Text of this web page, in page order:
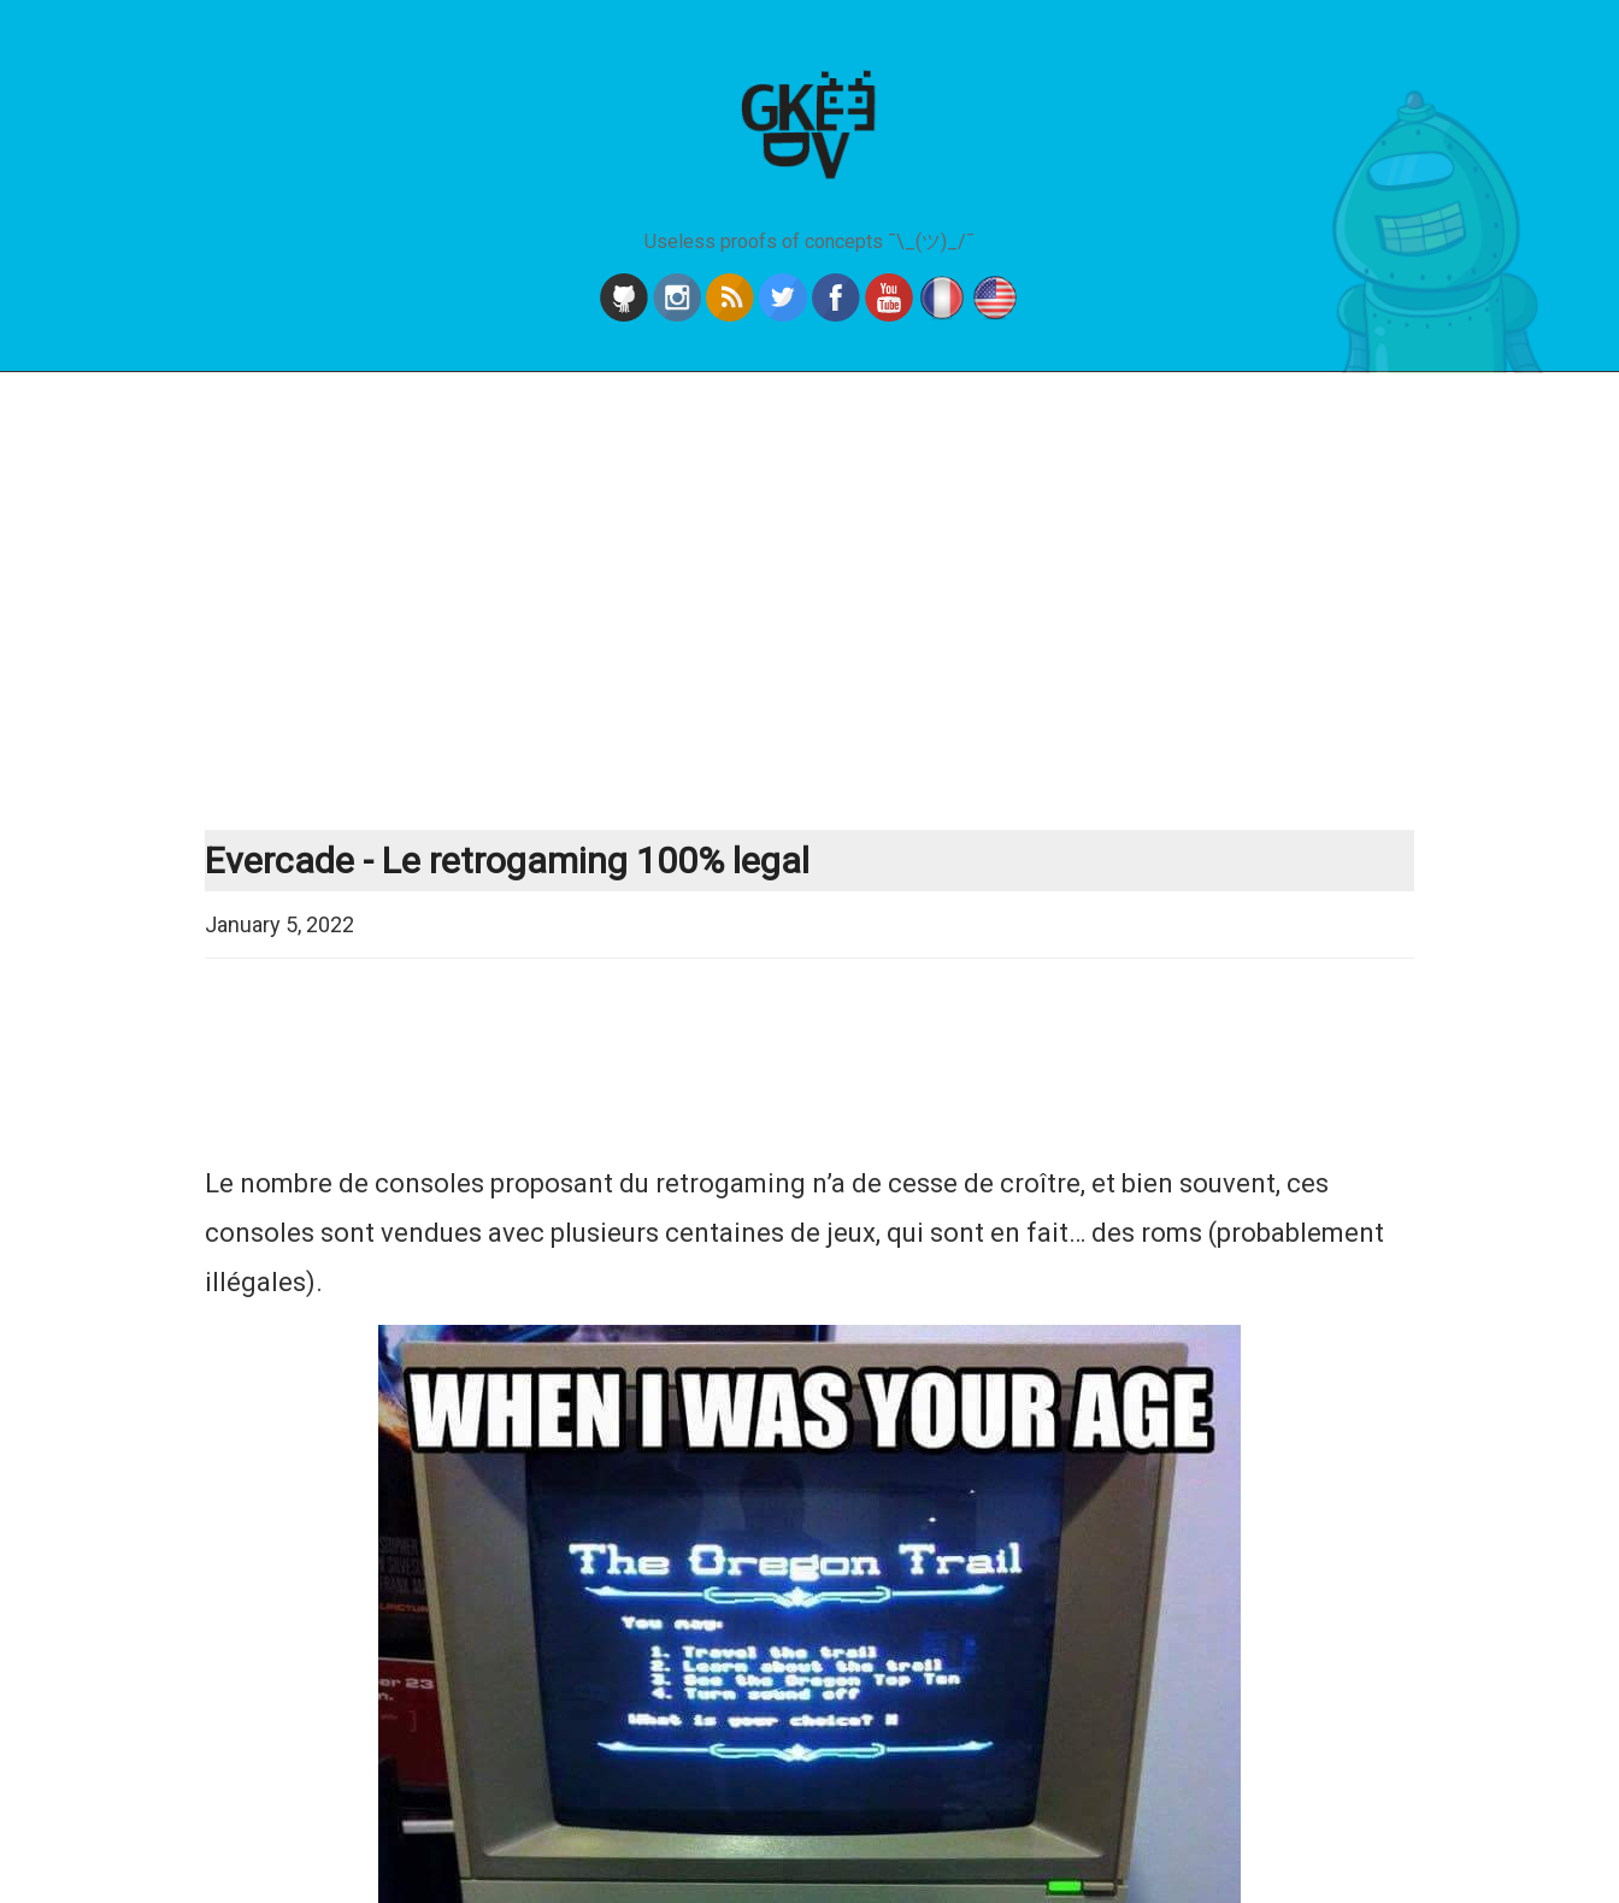
Useless proofs of concepts ¯\_(ツ)_/¯
Evercade - Le retrogaming 100% legal
January 5, 2022
Le nombre de consoles proposant du retrogaming n’a de cesse de croître, et bien souvent, ces
consoles sont vendues avec plusieurs centaines de jeux, qui sont en fait… des roms (probablement
illégales).